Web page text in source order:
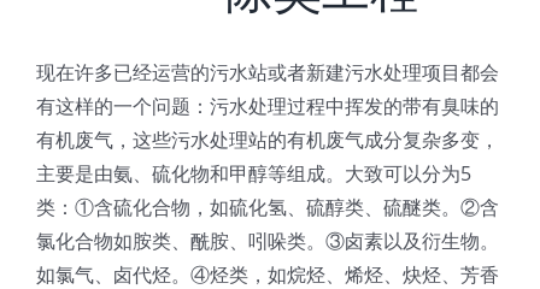
现在许多已经运营的污水站或者新建污水处理项目都会
有这样的一个问题：污水处理过程中挥发的带有臭味的
有机废气，这些污水处理站的有机废气成分复杂多变，
主要是由氨、硫化物和甲醇等组成。大致可以分为5
类：①含硫化合物，如硫化氢、硫醇类、硫醚类。②含
氯化合物如胺类、酰胺、吲哚类。③卤素以及衍生物。
如氯气、卤代烃。④烃类，如烷烃、烯烃、炔烃、芳香